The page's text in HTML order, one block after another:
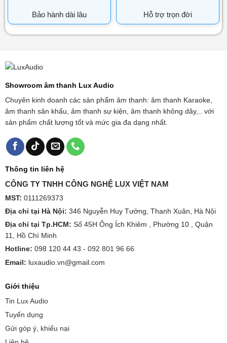
Bảo hành dài lâu Hỗ trợ trọn đời
Showroom âm thanh Lux Audio
Chuyên kinh doanh các sản phẩm âm thanh: âm thanh Karaoke,
âm thanh sân khấu, âm thanh sự kiện, âm thanh không dây,.. với
sản phẩm chất lượng tốt và mức gia đa dạng nhất.
Thông tin liên hệ
CÔNG TY TNHH CÔNG NGHỆ LUX VIỆT NAM
MST: 0111269373
Địa chỉ tại Hà Nội: 346 Nguyễn Huy Tưởng, Thanh Xuân, Hà Nội
Địa chỉ tại Tp.HCM: Số 45H Ông Ích Khiêm , Phường 10 , Quận
11, Hồ Chí Minh
Hotline: 098 120 44 43 - 092 801 96 66
Email: luxaudio.vn@gmail.com
Giới thiệu
Tin Lux Audio
Tuyển dụng
Gửi góp ý, khiếu nại